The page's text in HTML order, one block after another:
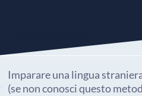
Imparare una lingua
(se non conosci questo